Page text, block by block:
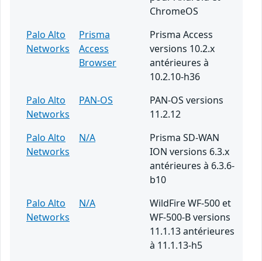
ChromeOS
Palo Alto
Networks
Prisma
Access
Browser
Prisma Access
versions 10.2.x
antérieures à
10.2.10-h36
Palo Alto
Networks
PAN-OS
PAN-OS versions
11.2.12
Palo Alto
Networks
N/A
Prisma SD-WAN
ION versions 6.3.x
antérieures à 6.3.6-
b10
Palo Alto
Networks
N/A
WildFire WF-500 et
WF-500-B versions
11.1.13 antérieures
à 11.1.13-h5